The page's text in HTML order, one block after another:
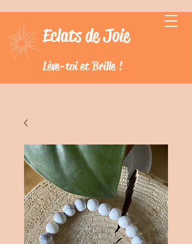
Eclats de Joie
Lève-toi et Brille !